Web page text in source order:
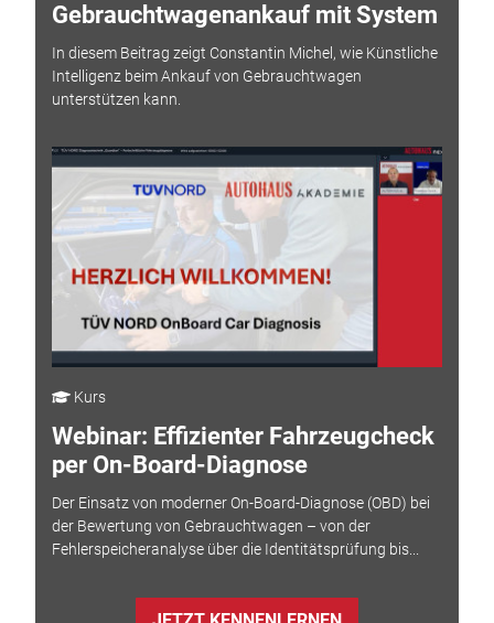
Gebrauchtwagenankauf mit System
In diesem Beitrag zeigt Constantin Michel, wie Künstliche
Intelligenz beim Ankauf von Gebrauchtwagen
unterstützen kann.
Kurs
Webinar: Effizienter Fahrzeugcheck
per On-Board-Diagnose
Der Einsatz von moderner On-Board-Diagnose (OBD) bei
der Bewertung von Gebrauchtwagen – von der
Fehlerspeicheranalyse über die Identitätsprüfung bis...